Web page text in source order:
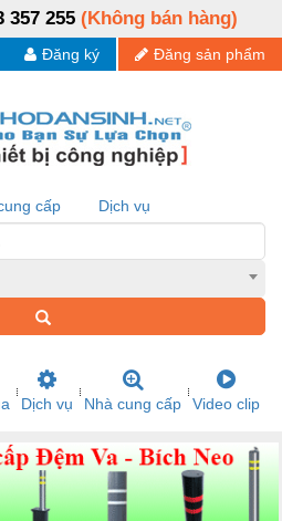
357 255 (Không bán hàng)
Đăng sản phẩm
Đăng ký
cấp Dịch vụ
Dịch vụ Nhà cung cấp Video clip